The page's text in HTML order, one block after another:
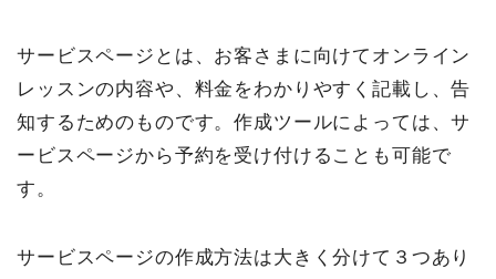
サービスページとは、お客さまに向けてオンライン
レッスンの内容や、料金をわかりやすく記載し、告
知するためのものです。作成ツールによっては、サ
ービスページから予約を受け付けることも可能で
す。
サービスページの作成方法は大きく分けて３つあり